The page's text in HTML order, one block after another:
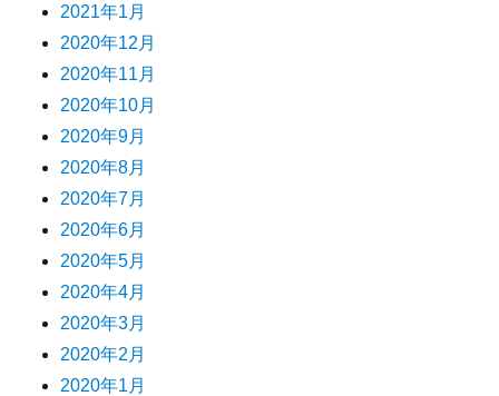
2021年1月
2020年12月
2020年11月
2020年10月
2020年9月
2020年8月
2020年7月
2020年6月
2020年5月
2020年4月
2020年3月
2020年2月
2020年1月